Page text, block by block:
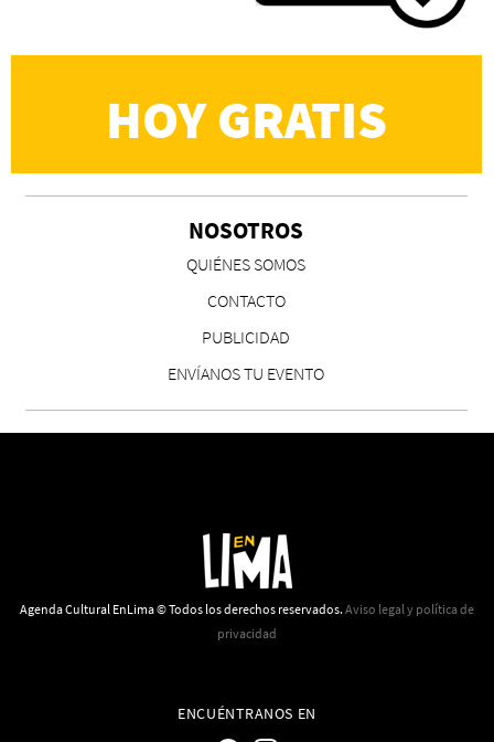
HOY GRATIS
NOSOTROS
QUIÉNES SOMOS
CONTACTO
PUBLICIDAD
ENVÍANOS TU EVENTO
Agenda Cultural EnLima © Todos los derechos reservados. Aviso legal y política de
privacidad
ENCUÉNTRANOS EN